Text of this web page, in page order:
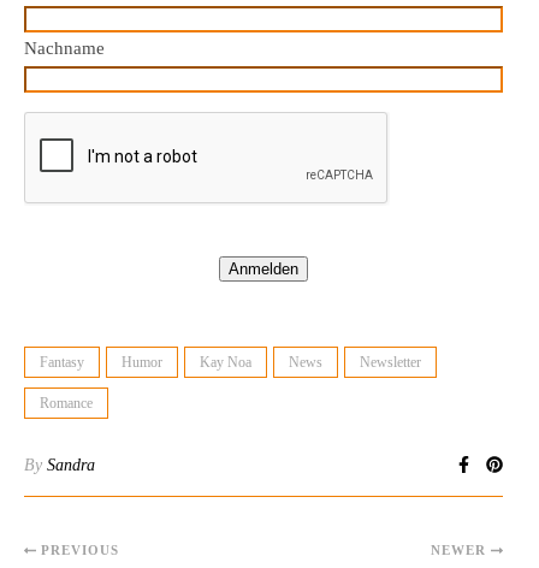
Nachname
Anmelden
Fantasy Humor Kay Noa News Newsletter
Romance
By Sandra
PREVIOUS NEWER